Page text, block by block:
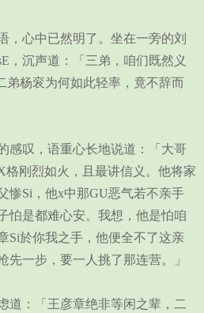
心中已然明了。坐在一旁的刘
，沉声道：「三弟，咱们既然义
弟杨衮为何如此轻率，竟不辞而
叹，语重心长地说道：「大哥
刚烈如火，且最讲信义。他将家
惨Si，他x中那GU恶气若不亲手
怕是都难心安。我想，他是怕咱
Si於你我之手，他便全不了这亲
先一步，要一人挑了那连营。」
：「王彦章绝非等闲之辈，二